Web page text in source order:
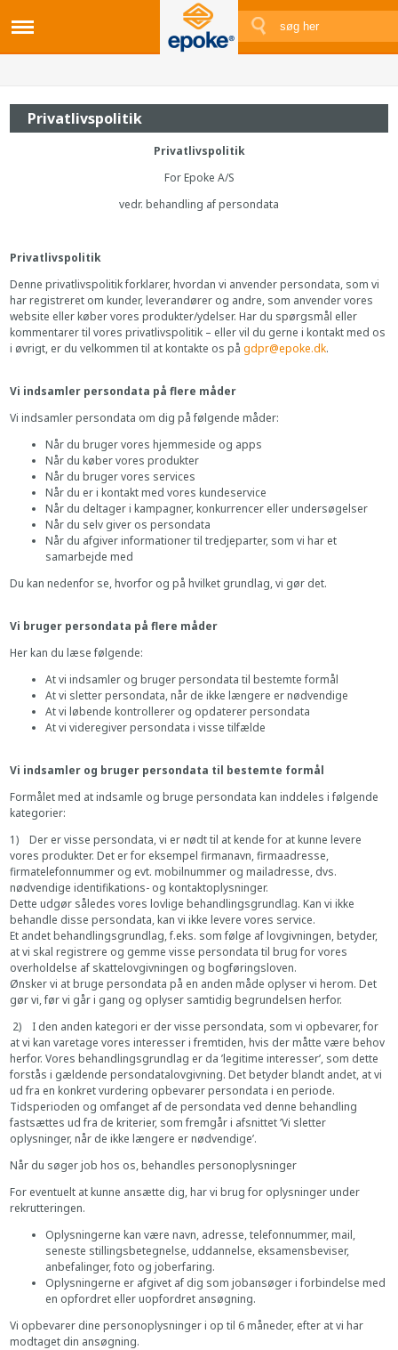
Privatlivspolitik
Privatlivspolitik
For Epoke A/S
vedr. behandling af persondata
Privatlivspolitik
Denne privatlivspolitik forklarer, hvordan vi anvender persondata, som vi
har registreret om kunder, leverandører og andre, som anvender vores
website eller køber vores produkter/ydelser. Har du spørgsmål eller
kommentarer til vores privatlivspolitik – eller vil du gerne i kontakt med os
i øvrigt, er du velkommen til at kontakte os pågdpr@epoke.dk.
Vi indsamler persondata på flere måder
Vi indsamler persondata om dig på følgende måder:
Når du bruger vores hjemmeside og apps
Når du køber vores produkter
Når du bruger vores services
Når du er i kontakt med vores kundeservice
Når du deltager i kampagner, konkurrencer eller undersøgelser
Når du selv giver os persondata
Når du afgiver informationer til tredjeparter, som vi har et
samarbejde med
Du kan nedenfor se, hvorfor og på hvilket grundlag, vi gør det.
Vi bruger persondata på flere måder
Her kan du læse følgende:
At vi indsamler og bruger persondata til bestemte formål
At vi sletter persondata, når de ikke længere er nødvendige
At vi løbende kontrollerer og opdaterer persondata
At vi videregiver persondata i visse tilfælde
Vi indsamler og bruger persondata til bestemte formål
Formålet med at indsamle og bruge persondata kan inddeles i følgende
kategorier:
1) Der er visse persondata, vi er nødt til at kende for at kunne levere
vores produkter. Det er for eksempel firmanavn, firmaadresse,
firmatelefonnummer og evt. mobilnummer og mailadresse, dvs.
nødvendige identifikations- og kontaktoplysninger.
Dette udgør således vores lovlige behandlingsgrundlag. Kan vi ikke
behandle disse persondata, kan vi ikke levere vores service.
Et andet behandlingsgrundlag, f.eks. som følge af lovgivningen, betyder,
at vi skal registrere og gemme visse persondata til brug for vores
overholdelse af skattelovgivningen og bogføringsloven.
Ønsker vi at bruge persondata på en anden måde oplyser vi herom. Det
gør vi, før vi går i gang og oplyser samtidig begrundelsen herfor.
2) I den anden kategori er der visse persondata, som vi opbevarer, for
at vi kan varetage vores interesser i fremtiden, hvis der måtte være behov
herfor. Vores behandlingsgrundlag er da ’legitime interesser’, som dette
forstås i gældende persondatalovgivning. Det betyder blandt andet, at vi
ud fra en konkret vurdering opbevarer persondata i en periode.
Tidsperioden og omfanget af de persondata ved denne behandling
fastsættes ud fra de kriterier, som fremgår i afsnittet ’Vi sletter
oplysninger, når de ikke længere er nødvendige’.
Når du søger job hos os, behandles personoplysninger
For eventuelt at kunne ansætte dig, har vi brug for oplysninger under
rekrutteringen.
Oplysningerne kan være navn, adresse, telefonnummer, mail,
seneste stillingsbetegnelse, uddannelse, eksamensbeviser,
anbefalinger, foto og joberfaring.
Oplysningerne er afgivet af dig som jobansøger i forbindelse med
en opfordret eller uopfordret ansøgning.
Vi opbevarer dine personoplysninger i op til 6 måneder, efter at vi har
modtaget din ansøgning.